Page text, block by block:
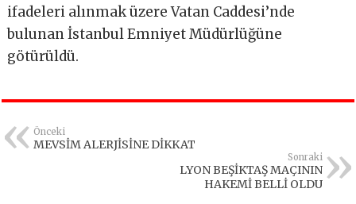
ifadeleri alınmak üzere Vatan Caddesi’nde
bulunan İstanbul Emniyet Müdürlüğüne
götürüldü.
Önceki
MEVSİM ALERJİSİNE DİKKAT
Sonraki
LYON BEŞİKTAŞ MAÇININ
HAKEMİ BELLİ OLDU